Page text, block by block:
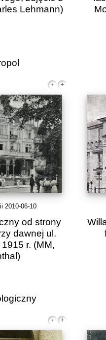
Lehmann)
2010-06-10
od strony
dawnej ul.
r. (MM,